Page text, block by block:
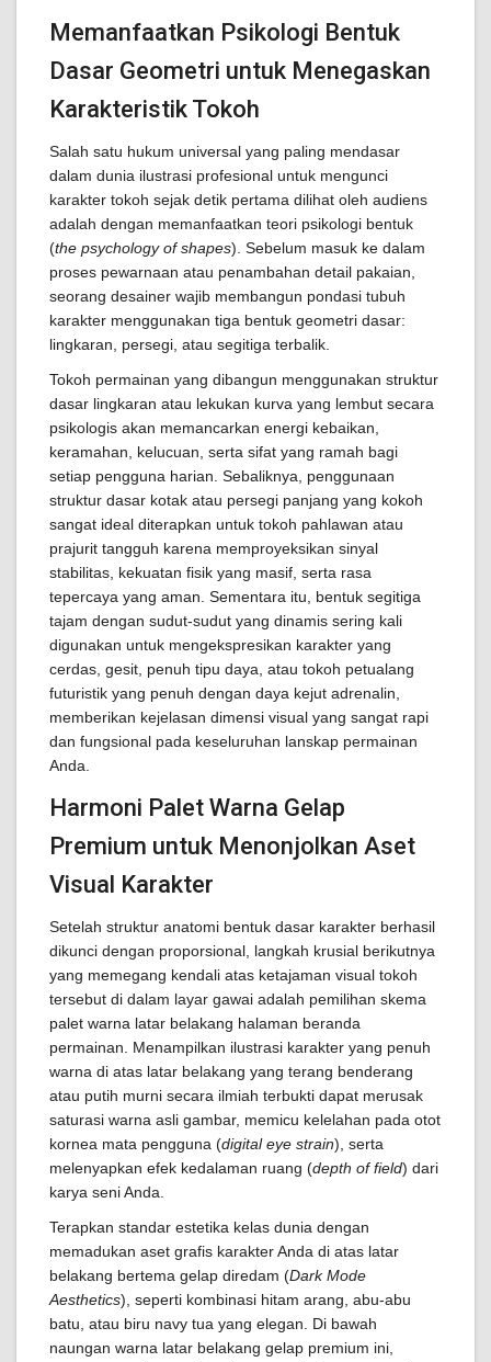
Memanfaatkan Psikologi Bentuk
Dasar Geometri untuk Menegaskan
Karakteristik Tokoh
Salah satu hukum universal yang paling mendasar
dalam dunia ilustrasi profesional untuk mengunci
karakter tokoh sejak detik pertama dilihat oleh audiens
adalah dengan memanfaatkan teori psikologi bentuk
(the psychology of shapes). Sebelum masuk ke dalam
proses pewarnaan atau penambahan detail pakaian,
seorang desainer wajib membangun pondasi tubuh
karakter menggunakan tiga bentuk geometri dasar:
lingkaran, persegi, atau segitiga terbalik.
Tokoh permainan yang dibangun menggunakan struktur
dasar lingkaran atau lekukan kurva yang lembut secara
psikologis akan memancarkan energi kebaikan,
keramahan, kelucuan, serta sifat yang ramah bagi
setiap pengguna harian. Sebaliknya, penggunaan
struktur dasar kotak atau persegi panjang yang kokoh
sangat ideal diterapkan untuk tokoh pahlawan atau
prajurit tangguh karena memproyeksikan sinyal
stabilitas, kekuatan fisik yang masif, serta rasa
tepercaya yang aman. Sementara itu, bentuk segitiga
tajam dengan sudut-sudut yang dinamis sering kali
digunakan untuk mengekspresikan karakter yang
cerdas, gesit, penuh tipu daya, atau tokoh petualang
futuristik yang penuh dengan daya kejut adrenalin,
memberikan kejelasan dimensi visual yang sangat rapi
dan fungsional pada keseluruhan lanskap permainan
Anda.
Harmoni Palet Warna Gelap
Premium untuk Menonjolkan Aset
Visual Karakter
Setelah struktur anatomi bentuk dasar karakter berhasil
dikunci dengan proporsional, langkah krusial berikutnya
yang memegang kendali atas ketajaman visual tokoh
tersebut di dalam layar gawai adalah pemilihan skema
palet warna latar belakang halaman beranda
permainan. Menampilkan ilustrasi karakter yang penuh
warna di atas latar belakang yang terang benderang
atau putih murni secara ilmiah terbukti dapat merusak
saturasi warna asli gambar, memicu kelelahan pada otot
kornea mata pengguna (digital eye strain), serta
melenyapkan efek kedalaman ruang (depth of field) dari
karya seni Anda.
Terapkan standar estetika kelas dunia dengan
memadukan aset grafis karakter Anda di atas latar
belakang bertema gelap diredam (Dark Mode
Aesthetics), seperti kombinasi hitam arang, abu-abu
batu, atau biru navy tua yang elegan. Di bawah
naungan warna latar belakang gelap premium ini,